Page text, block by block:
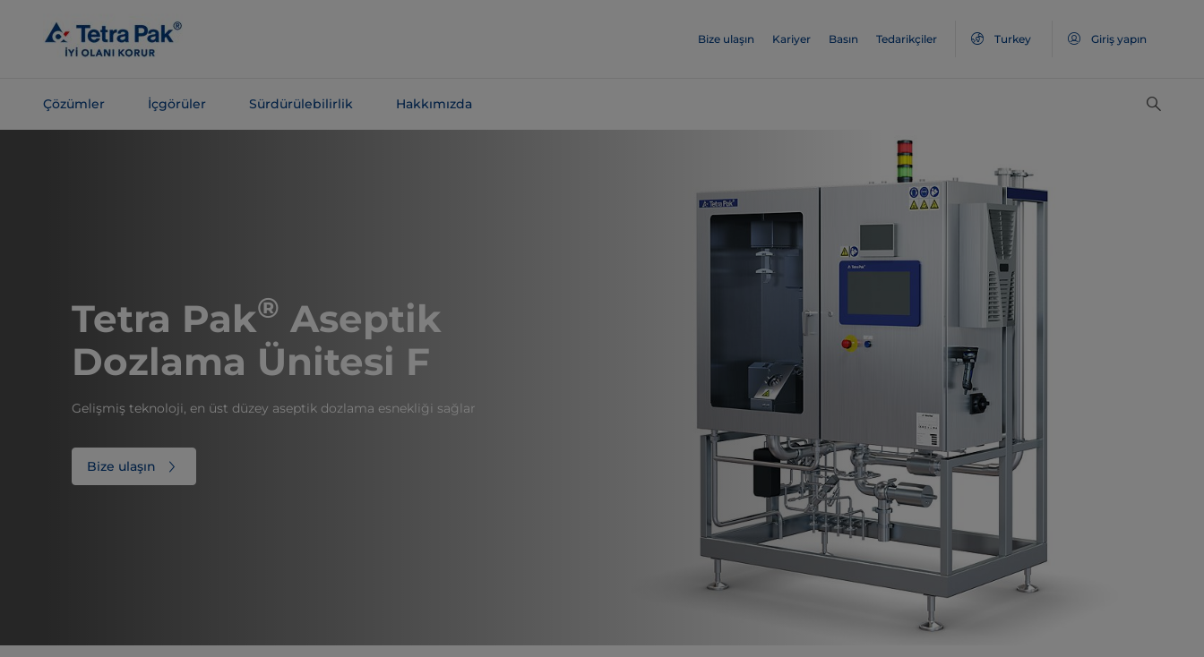
içeriğe
Bize ulaşın Kariyer Basın Tedarikçiler Turkey Giriş yapın
Çözümler İçgörüler Sürdürülebilirlik Hakkımızda
Tetra Pak® Aseptik
Dozlama Ünitesi F
Gelişmiş teknoloji, en üst düzey aseptik dozlama esnekliği sağlar
Bize ulaşın